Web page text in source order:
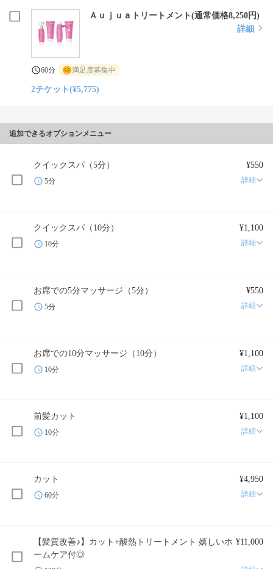
Ａｕｊｕａトリートメント(通常価格8,250円)
詳細
60分 満足度募集中
2チケット(¥5,775)
追加できるオプションメニュー
クイックスパ（5分） ¥550
5分 詳細
クイックスパ（10分） ¥1,100
10分 詳細
お席での5分マッサージ（5分） ¥550
5分 詳細
お席での10分マッサージ（10分） ¥1,100
10分 詳細
前髪カット ¥1,100
10分 詳細
カット ¥4,950
60分 詳細
【髪質改善♪】カット+酸熱トリートメント 嬉しいホ
ームケア付◎
¥11,000